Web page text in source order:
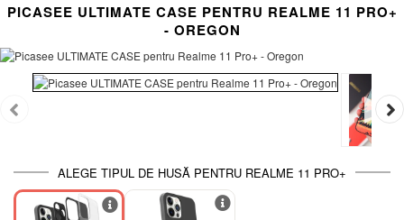
PICASEE ULTIMATE CASE PENTRU REALME 11 PRO+
- OREGON
ALEGE TIPUL DE HUSĂ PENTRU REALME 11 PRO+